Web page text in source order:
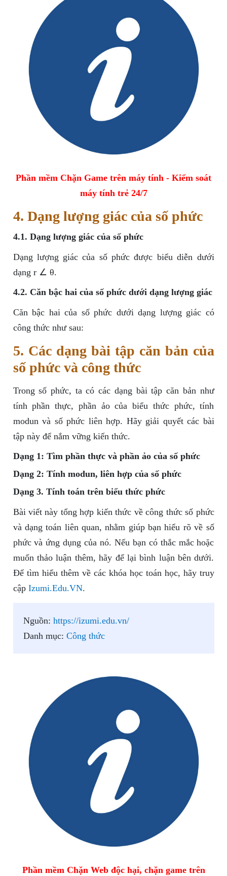
Phần mềm Chặn Game trên máy tính - Kiểm soát
máy tính trẻ 24/7
4. Dạng lượng giác của số phức
4.1. Dạng lượng giác của số phức
Dạng lượng giác của số phức được biểu diễn dưới
dạng r ∠ θ.
4.2. Căn bậc hai của số phức dưới dạng lượng giác
Căn bậc hai của số phức dưới dạng lượng giác có
công thức như sau:
5. Các dạng bài tập căn bản của
số phức và công thức
Trong số phức, ta có các dạng bài tập căn bản như
tính phần thực, phần ảo của biểu thức phức, tính
modun và số phức liên hợp. Hãy giải quyết các bài
tập này để nắm vững kiến thức.
Dạng 1: Tìm phần thực và phần ảo của số phức
Dạng 2: Tính modun, liên hợp của số phức
Dạng 3. Tính toán trên biểu thức phức
Bài viết này tổng hợp kiến thức về công thức số phức
và dạng toán liên quan, nhằm giúp bạn hiểu rõ về số
phức và ứng dụng của nó. Nếu bạn có thắc mắc hoặc
muốn thảo luận thêm, hãy để lại bình luận bên dưới.
Để tìm hiểu thêm về các khóa học toán học, hãy truy
cập Izumi.Edu.VN.
Nguồn: https://izumi.edu.vn/
Danh mục: Công thức
Phần mềm Chặn Web độc hại, chặn game trên